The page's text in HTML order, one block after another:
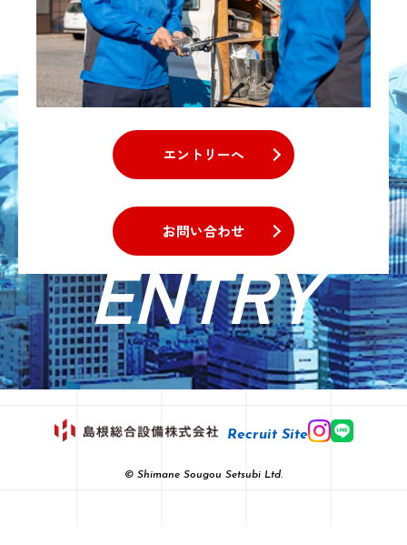
エントリーへ
お問い合わせ
ENTRY
Recruit Site
© Shimane Sougou Setsubi Ltd.